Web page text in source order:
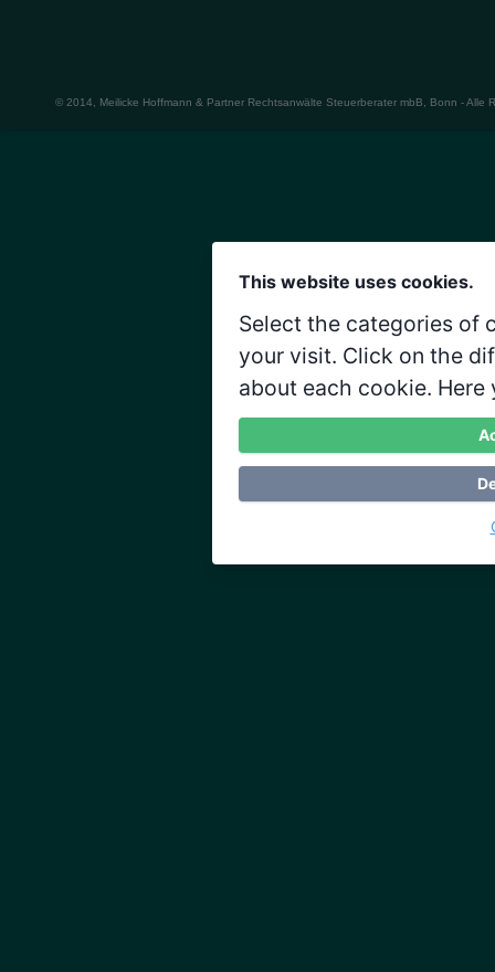
© 2014, Meilicke Hoffmann & Partner Rechtsanwälte Steuerberater mbB, Bonn - Alle
This website uses cookies.
Select the categories of
your visit. Click on the
about each cookie.